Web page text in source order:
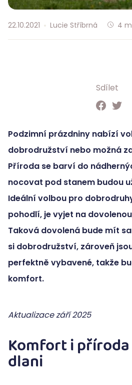
22.10.2021 Lucie Stříbrná 4
Sdílet
Podzimní prázdniny nabízí
dobrodružství nebo možná
Příroda se barví do
nocovat pod stanem budou
Ideální volbou pro
pohodlí, je vyjet na
Taková dovolená bude mít
si dobrodružství, zároveň
perfektně vybavené, takže
komfort.
Aktualizace září 2025
Komfort i
dlani